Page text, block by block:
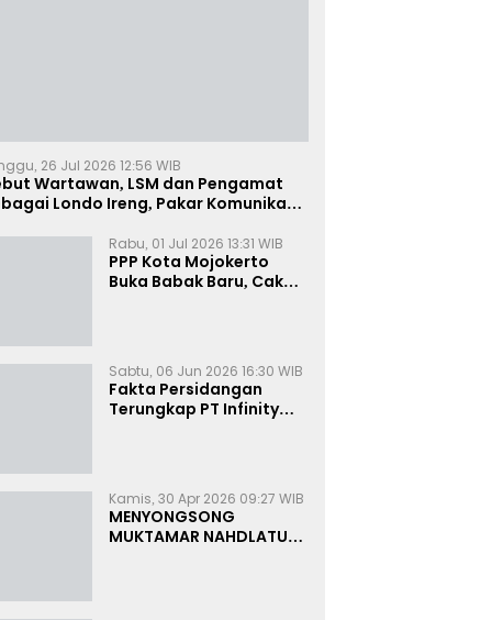
26 Jul 2026 12:56 WIB
Wartawan, LSM dan Pengamat
Londo Ireng, Pakar Komunikasi:
Rabu, 01 Jul 2026 13:31 WIB
PPP Kota Mojokerto
Buka Babak Baru, Cak
Sabtu, 06 Jun 2026 16:30 WIB
Fakta Persidangan
Terungkap PT Infinity
Kamis, 30 Apr 2026 09:27 WIB
MENYONGSONG
MUKTAMAR NAHDLATUL